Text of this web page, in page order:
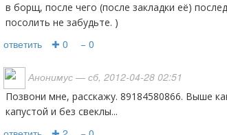
в борщ, после чего (после закладки её)
посолить не забудьте. )
ответить ✚ 0 − 0
Анонимус — сб, 2012-04-28 02:51
позвони мне, расскажу. 89184580866. Выше какие-то странные рецепты с переваренной
капустой и без свеклы...